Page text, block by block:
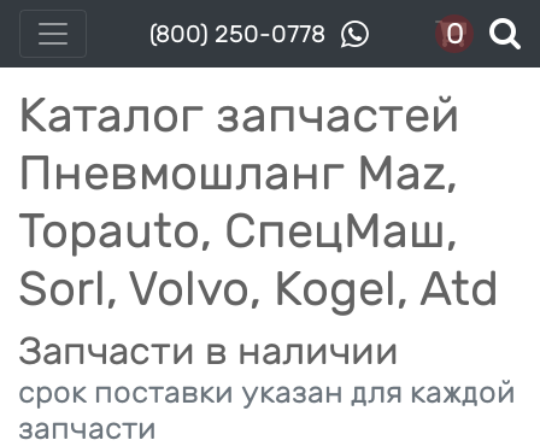
(800) 250-0778 0
Каталог запчастей
Пневмошланг Maz,
Topauto, СпецМаш,
Sorl, Volvo, Kogel, Atd
Запчасти в наличии
срок поставки указан для каждой
запчасти